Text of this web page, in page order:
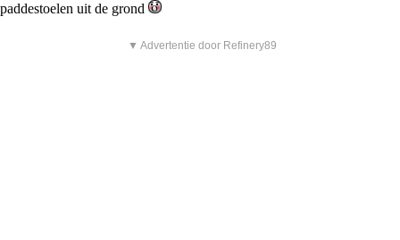
paddestoelen uit de grond
▼ Advertentie door Refinery89